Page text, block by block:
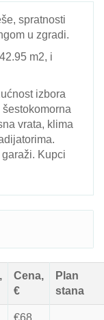
spratnosti
u zgradi.
m2, i
izbora
vrata, klima
Kupci
Cena,
€
Plan
stana
€68